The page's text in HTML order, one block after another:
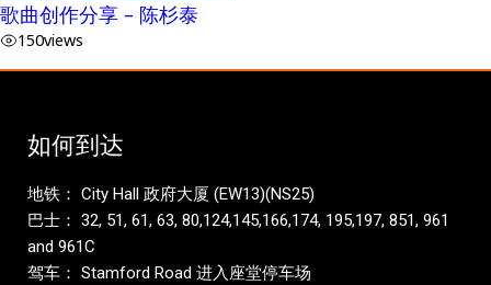
歌曲创作分享 – 陈杉泰
150views
如何到达
地铁： City Hall 政府大厦 (EW13)(NS25)
巴士： 32, 51, 61, 63, 80,124,145,166,174, 195,197, 851, 961
and 961C
驾车： Stamford Road 进入座堂停车场